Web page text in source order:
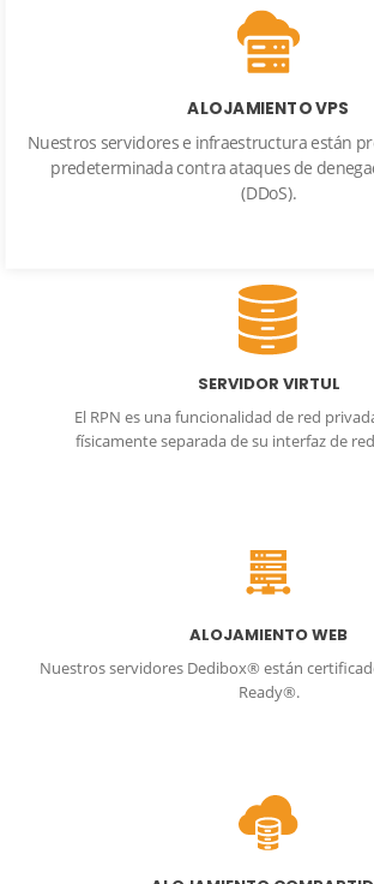
ALOJAMIENTO VPS
Nuestros servidores e infraestructura están
predeterminada contra ataques de
(DDoS).
SERVIDOR VIRTUL
El RPN es una funcionalidad de red
físicamente separada de su interfaz de
ALOJAMIENTO WEB
Nuestros servidores Dedibox® están
Ready®.